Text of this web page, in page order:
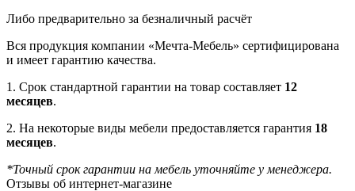
Либо предварительно за безналичный расчёт
Вся продукция компании «Мечта-Мебель» сертифицирована
и имеет гарантию качества.
1. Срок стандартной гарантии на товар составляет 12
месяцев.
2. На некоторые виды мебели предоставляется гарантия 18
месяцев.
*Точный срок гарантии на мебель уточняйте у менеджера.
Отзывы об интернет-магазине